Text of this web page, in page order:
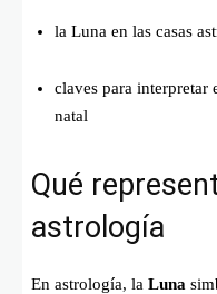
la Luna en las casas
claves para interpretar
natal
Qué
astrología
En astrología, la Luna